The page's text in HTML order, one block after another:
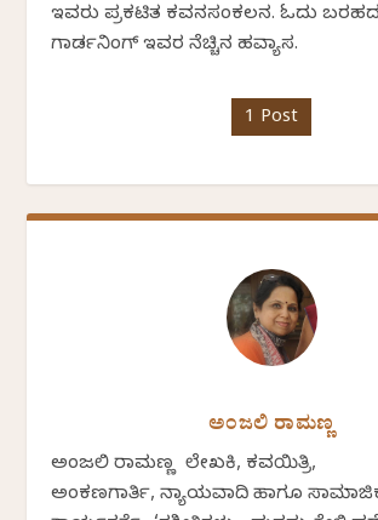
ಇವರು ಪ್ರಕಟಿತ ಕವನಸಂಕಲನ. ಓದು
ಗಾರ್ಡನಿಂಗ್ ಇವರ ನೆಚ್ಚಿನ ಹವ್ಯಾಸ.
1 Post
ಅಂಜಲಿ ರಾಮಣ್ಣ
ಅಂಜಲಿ ರಾಮಣ್ಣ ಲೇಖಕಿ, ಕವಯಿತ್ರಿ,
ಅಂಕಣಗಾರ್ತಿ, ನ್ಯಾಯವಾದಿ ಹಾಗೂ